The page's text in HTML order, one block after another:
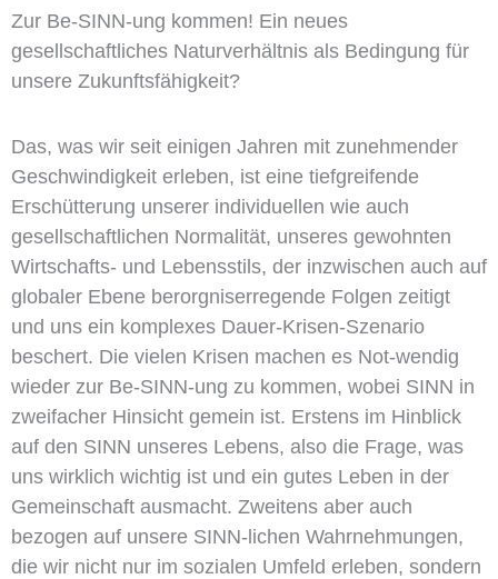
Zur Be-SINN-ung kommen! Ein neues
gesellschaftliches Naturverhältnis als Bedingung für
unsere Zukunftsfähigkeit?
Das, was wir seit einigen Jahren mit zunehmender
Geschwindigkeit erleben, ist eine tiefgreifende
Erschütterung unserer individuellen wie auch
gesellschaftlichen Normalität, unseres gewohnten
Wirtschafts- und Lebensstils, der inzwischen auch auf
globaler Ebene berorgniserregende Folgen zeitigt
und uns ein komplexes Dauer-Krisen-Szenario
beschert. Die vielen Krisen machen es Not-wendig
wieder zur Be-SINN-ung zu kommen, wobei SINN in
zweifacher Hinsicht gemein ist. Erstens im Hinblick
auf den SINN unseres Lebens, also die Frage, was
uns wirklich wichtig ist und ein gutes Leben in der
Gemeinschaft ausmacht. Zweitens aber auch
bezogen auf unsere SINN-lichen Wahrnehmungen,
die wir nicht nur im sozialen Umfeld erleben, sondern